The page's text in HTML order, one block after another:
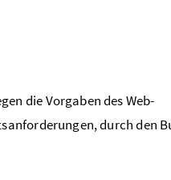
die Vorgaben des Web-
durch den